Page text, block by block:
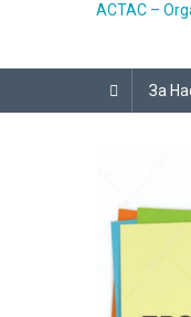
ACTAC –
За